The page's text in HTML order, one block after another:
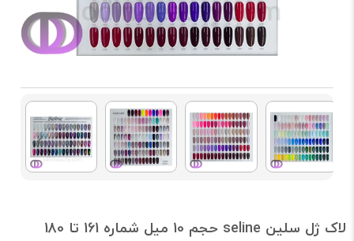
لاک ژل سلین seline حجم 10 میل شماره 161 تا 180